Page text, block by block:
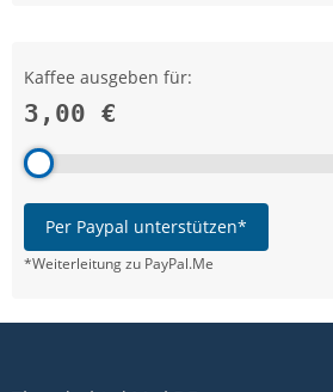
Kaffee ausgeben für:
3,00 €
Per Paypal unterstützen*
*Weiterleitung zu PayPal.Me